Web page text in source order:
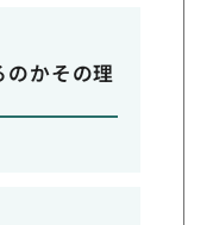
のかその理